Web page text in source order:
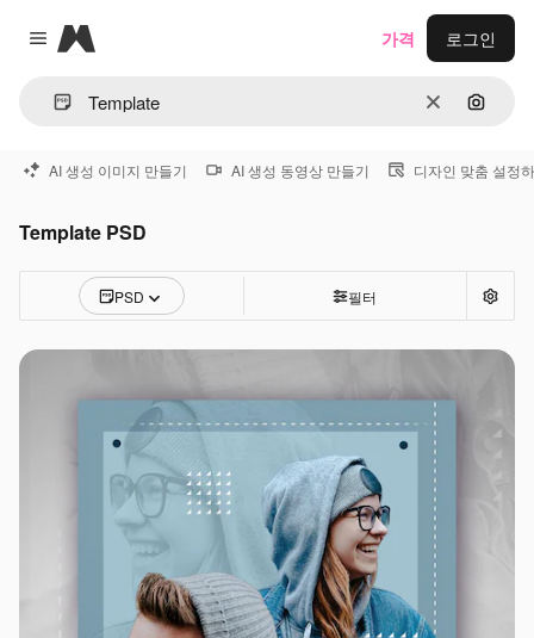
Close menu
Magnific
지우기이미지
가격 로그인
AI 생성 이미지 만들기 AI 생성 동영상 만들기 디자인 맞춤 설정
Template PSD
PSD 필터